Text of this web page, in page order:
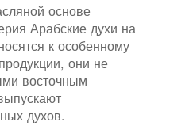
основе
Арабские духи на
к особенному
они не
восточным
духов.